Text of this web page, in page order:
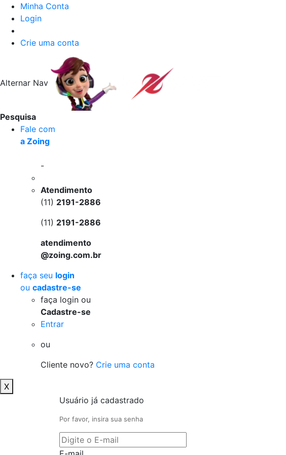
Minha Conta
Login
Crie uma conta
Alternar Nav
Pesquisa
Fale com
a Zoing
-
Atendimento
(11) 2191-2886
(11) 2191-2886
atendimento
@zoing.com.br
faça seu login
ou cadastre-se
faça login ou
Cadastre-se
Entrar
ou
Cliente novo? Crie uma conta
X
Usuário já cadastrado
Por favor, insira sua senha